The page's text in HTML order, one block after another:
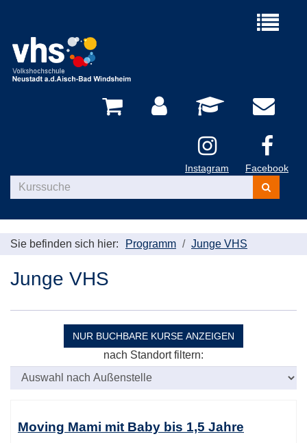
Menü
Instagram Facebook
Kurse
suchen
Sie befinden sich hier: Programm Junge VHS
Junge VHS
NUR BUCHBARE KURSE ANZEIGEN
nach Standort filtern:
Tabellenüberschriften
können
Moving Mami mit Baby bis 1,5 Jahre